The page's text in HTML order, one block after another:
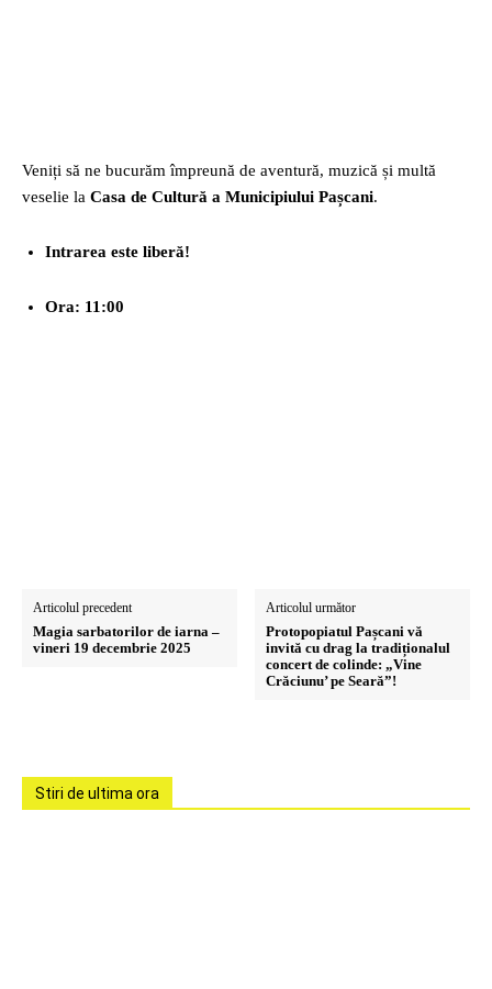
Veniți să ne bucurăm împreună de aventură, muzică și multă
veselie la Casa de Cultură a Municipiului Pașcani.
Intrarea este liberă!
Ora: 11:00
Articolul precedent
Magia sarbatorilor de iarna –
vineri 19 decembrie 2025
Articolul următor
Protopopiatul Pașcani vă
invită cu drag la tradiționalul
concert de colinde: „Vine
Crăciunu’ pe Seară”!
Stiri de ultima ora